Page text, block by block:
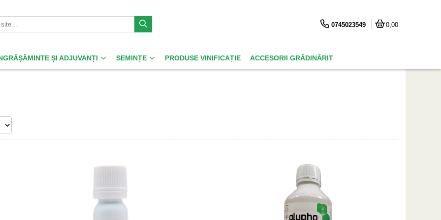
0745023549 0,00
ȘI ADJUVANȚI SEMINȚE PRODUSE VINIFICAȚIE ACCESORII GRĂDINĂRIT